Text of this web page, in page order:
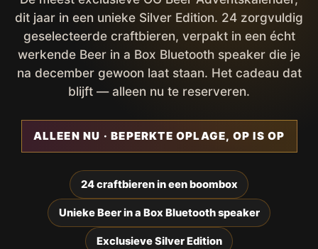
dit jaar in een unieke Silver Edition. 24 zorgvuldig
geselecteerde craftbieren, verpakt in een écht
werkende Beer in a Box Bluetooth speaker die je
na december gewoon laat staan. Het cadeau dat
blijft — alleen nu te reserveren.
ALLEEN NU · BEPERKTE OPLAGE, OP IS OP
24 craftbieren in een boombox
Unieke Beer in a Box Bluetooth speaker
Exclusieve Silver Edition